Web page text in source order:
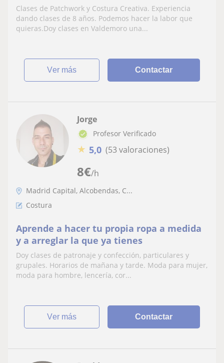
Clases de Patchwork y Costura Creativa. Experiencia
dando clases de 8 años. Podemos hacer la labor que
quieras.Doy clases en Valdemoro una...
ver más Contactar
8€/h
Jorge
Profesor Verificado
★ 5,0 (53 valoraciones)
Madrid Capital, Alcobendas, C...
Costura
Aprende a hacer tu propia ropa a medida
y a arreglar la que ya tienes
Doy clases de patronaje y confección, particulares y
grupales. Horarios de mañana y tarde. Moda para mujer,
moda para hombre, lencería, cor...
ver más Contactar